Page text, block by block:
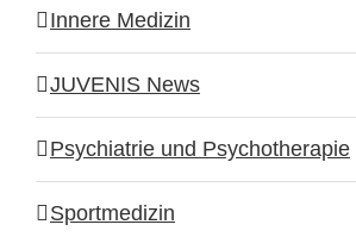
Innere Medizin
JUVENIS News
Psychiatrie und Psychotherapie
Sportmedizin